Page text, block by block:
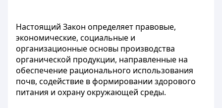
Настоящий Закон определяет правовые,
экономические, социальные и
организационные основы производства
органической продукции, направленные на
обеспечение рационального использования
почв, содействие в формировании здорового
питания и охрану окружающей среды.